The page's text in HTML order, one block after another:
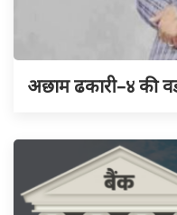
अछाम ढकारी–४ की